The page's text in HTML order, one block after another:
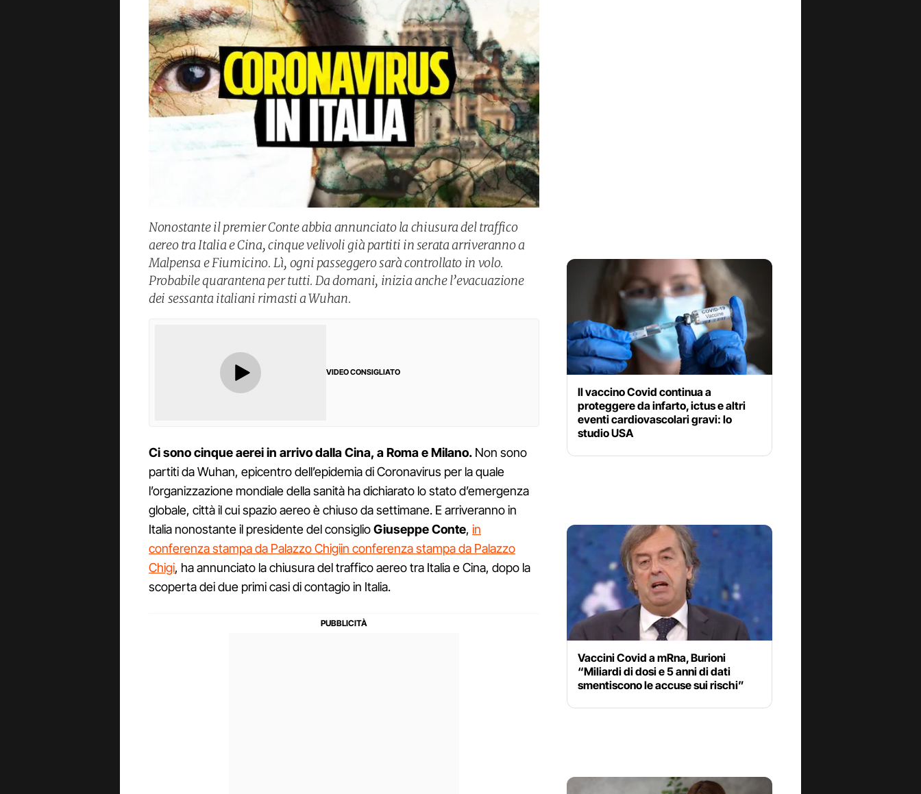
Nonostante il premier Conte abbia annunciato la chiusura del traffico
aereo tra Italia e Cina, cinque velivoli già partiti in serata arriveranno a
Malpensa e Fiumicino. Lì, ogni passeggero sarà controllato in volo.
Probabile quarantena per tutti. Da domani, inizia anche l’evacuazione
dei sessanta italiani rimasti a Wuhan.
VIDEO CONSIGLIATO
Ci sono cinque aerei in arrivo dalla Cina, a Roma e Milano. Non sono
partiti da Wuhan, epicentro dell’epidemia di Coronavirus per la quale
l’organizzazione mondiale della sanità ha dichiarato lo stato d’emergenza
globale, città il cui spazio aereo è chiuso da settimane. E arriveranno in
Italia nonostante il presidente del consiglioGiuseppe Conte, in
conferenza stampa da Palazzo Chigiin conferenza stampa da Palazzo
Chigi, ha annunciato la chiusura del traffico aereo tra Italia e Cina, dopo la
scoperta dei due primi casi di contagio in Italia.
Il vaccino Covid continua a
proteggere da infarto, ictus e altri
eventi cardiovascolari gravi: lo
studio USA
Vaccini Covid a mRna, Burioni
“Miliardi di dosi e 5 anni di dati
smentiscono le accuse sui rischi”